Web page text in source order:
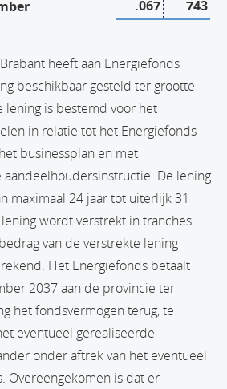
.067
743
heeft aan Energiefonds
beschikbaar gesteld ter grootte
lening is bestemd voor het
in relatie tot het Energiefonds
businessplan en met
aandeelhoudersinstructie. De lening
maximaal 24 jaar tot uiterlijk 31
wordt verstrekt in tranches.
van de verstrekte lening
Het Energiefonds betaalt
2037 aan de provincie ter
het fondsvermogen terug, te
eventueel gerealiseerde
onder aftrek van het eventueel
Overeengekomen is dat er